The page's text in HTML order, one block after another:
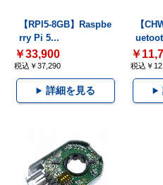
【RPI5-8GB】Raspbe
rry Pi 5...
￥33,900
税込￥37,290
詳細を見る
【
￥
税込￥